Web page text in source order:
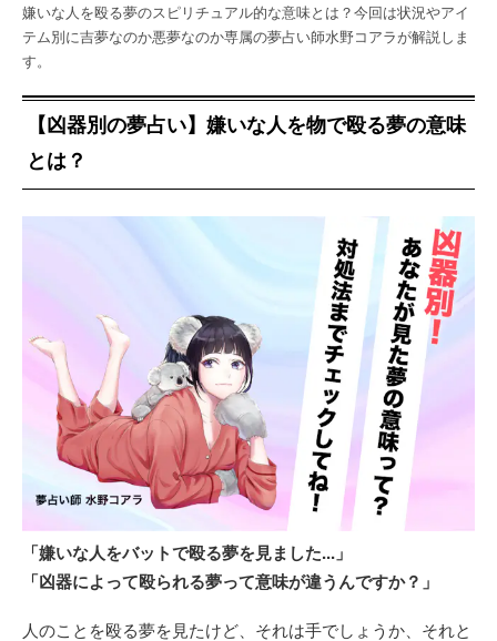
嫌いな人を殴る夢のスピリチュアル的な意味とは？今回は状況やアイ
テム別に吉夢なのか悪夢なのか専属の夢占い師水野コアラが解説しま
す。
【凶器別の夢占い】嫌いな人を物で殴る夢の意味
とは？
「嫌いな人をバットで殴る夢を見ました...」
「凶器によって殴られる夢って意味が違うんですか？」
人のことを殴る夢を見たけど、それは手でしょうか、それと